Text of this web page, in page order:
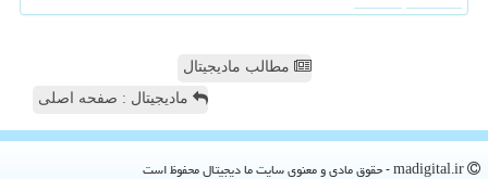
مطالب مادیجیتال
مادیجیتال : صفحه اصلی